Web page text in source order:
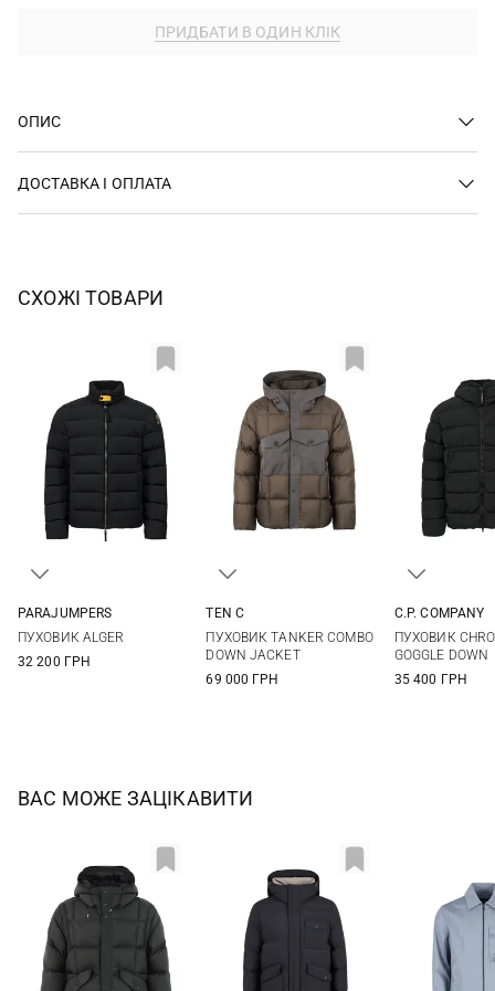
ПРИДБАТИ В ОДИН КЛІК
ОПИС
ДОСТАВКА І ОПЛАТА
СХОЖІ ТОВАРИ
PARAJUMPERS
ПУХОВИК ALGER
32 200 ГРН
TEN C
ПУХОВИК TANKER COMBO
DOWN JACKET
69 000 ГРН
XXL
C.P. COMPANY
ПУХОВИК
GOGGLE DOWN
35 400 ГРН
ВАС МОЖЕ ЗАЦІКАВИТИ